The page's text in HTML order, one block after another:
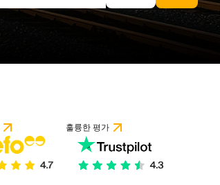
훌륭한 평가